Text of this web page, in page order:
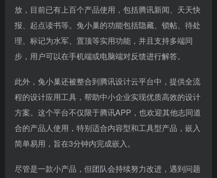
放，目前已有上百个产品使用，包括腾讯新闻、天天快
报、起点读书等。兔小巢的功能包括隐藏、锁帖、待处
理、标记为水军、置顶等实用功能，并且支持多端同
步，用户可以在手机端或电脑端对反馈进行解答。
此外，兔小巢还被整合到腾讯设计云平台中，提供全流
程的设计应用工具，帮助中小企业实现优质高效的设计
方案。这个平台不仅限于腾讯APP，也欢迎其他志同道
合的产品人使用，特别适合内容型和工具型产品，嵌入
简单易用，旨在3分钟内完成嵌入。
尽管是一款小产品，但团队会持续努力改进，遇到问题